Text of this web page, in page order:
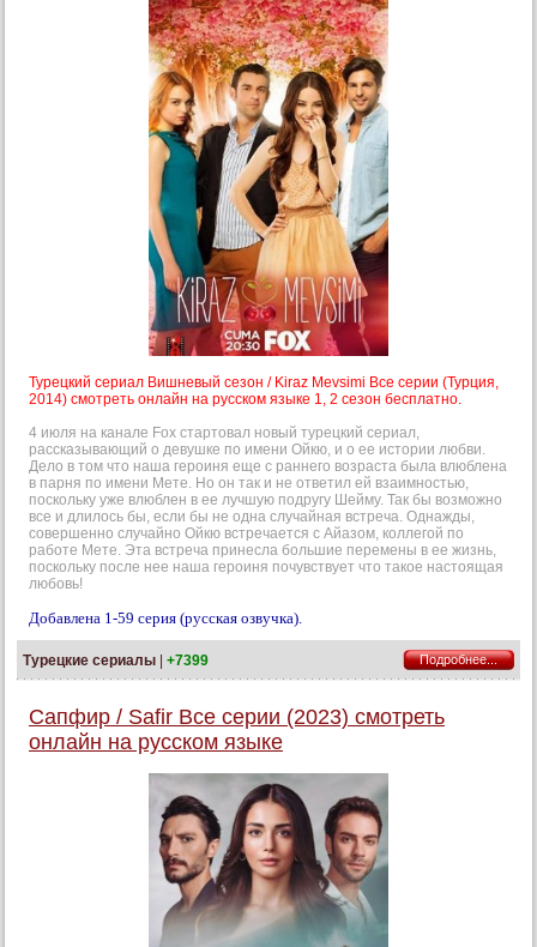
Турецкий сериал Вишневый сезон / Kiraz Mevsimi Все серии (Турция,
2014) смотреть онлайн на русском языке 1, 2 сезон бесплатно.
4 июля на канале Fox стартовал новый турецкий сериал,
рассказывающий о девушке по имени Ойкю, и о ее истории любви.
Дело в том что наша героиня еще с раннего возраста была влюблена
в парня по имени Мете. Но он так и не ответил ей взаимностью,
поскольку уже влюблен в ее лучшую подругу Шейму. Так бы возможно
все и длилось бы, если бы не одна случайная встреча. Однажды,
совершенно случайно Ойкю встречается с Айазом, коллегой по
работе Мете. Эта встреча принесла большие перемены в ее жизнь,
поскольку после нее наша героиня почувствует что такое настоящая
любовь!
Добавлена 1-59 серия (русская озвучка).
Турецкие сериалы | +7399 Подробнее...
Сапфир / Safir Все серии (2023) смотреть
онлайн на русском языке